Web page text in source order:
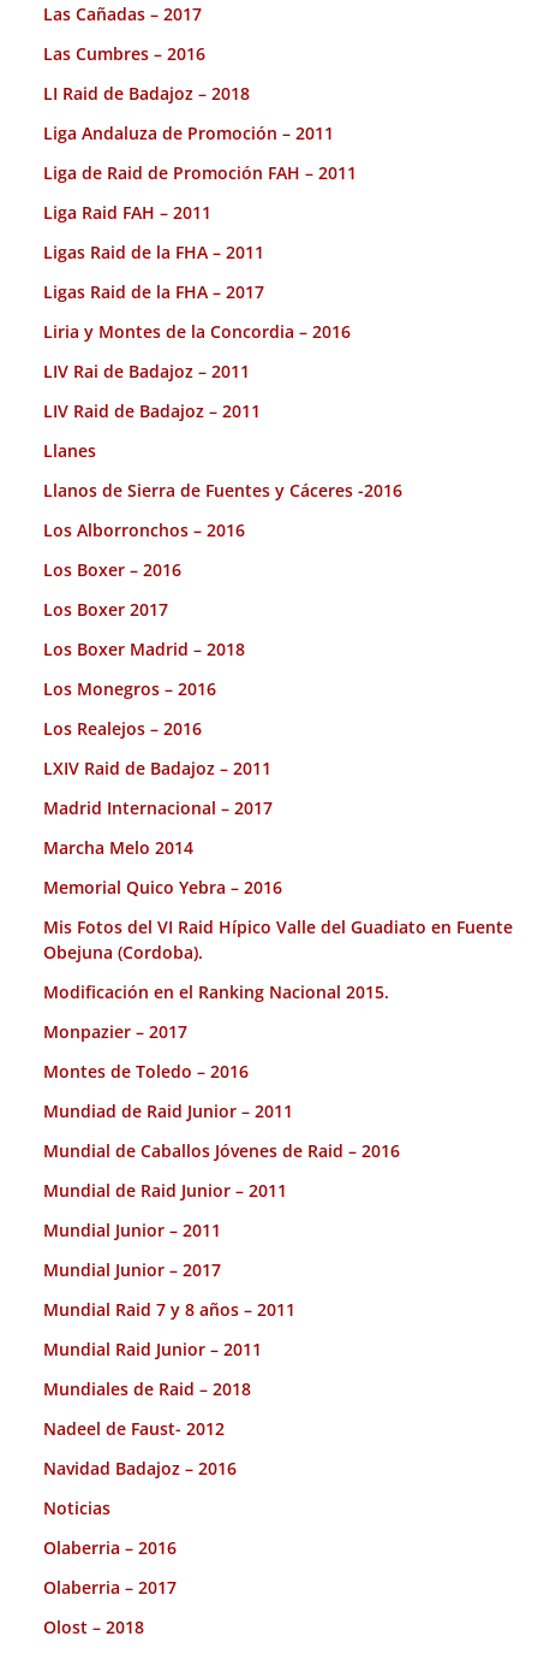
Las Cañadas – 2017
Las Cumbres – 2016
LI Raid de Badajoz – 2018
Liga Andaluza de Promoción – 2011
Liga de Raid de Promoción FAH – 2011
Liga Raid FAH – 2011
Ligas Raid de la FHA – 2011
Ligas Raid de la FHA – 2017
Liria y Montes de la Concordia – 2016
LIV Rai de Badajoz – 2011
LIV Raid de Badajoz – 2011
Llanes
Llanos de Sierra de Fuentes y Cáceres -2016
Los Alborronchos – 2016
Los Boxer – 2016
Los Boxer 2017
Los Boxer Madrid – 2018
Los Monegros – 2016
Los Realejos – 2016
LXIV Raid de Badajoz – 2011
Madrid Internacional – 2017
Marcha Melo 2014
Memorial Quico Yebra – 2016
Mis Fotos del VI Raid Hípico Valle del Guadiato en Fuente
Obejuna (Cordoba).
Modificación en el Ranking Nacional 2015.
Monpazier – 2017
Montes de Toledo – 2016
Mundiad de Raid Junior – 2011
Mundial de Caballos Jóvenes de Raid – 2016
Mundial de Raid Junior – 2011
Mundial Junior – 2011
Mundial Junior – 2017
Mundial Raid 7 y 8 años – 2011
Mundial Raid Junior – 2011
Mundiales de Raid – 2018
Nadeel de Faust- 2012
Navidad Badajoz – 2016
Noticias
Olaberria – 2016
Olaberria – 2017
Olost – 2018